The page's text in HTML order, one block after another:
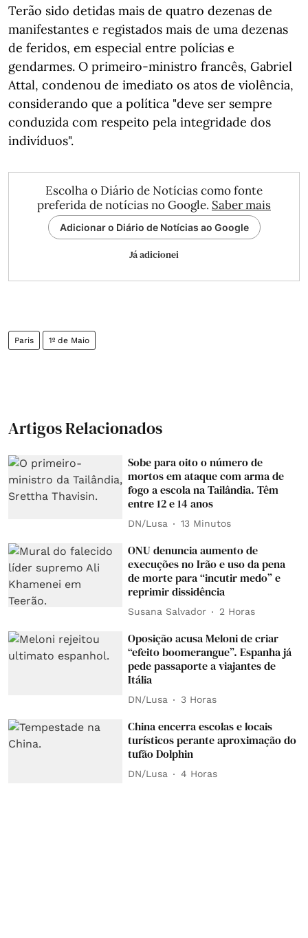
Terão sido detidas mais de quatro dezenas de
manifestantes e registados mais de uma dezenas
de feridos, em especial entre polícias e
gendarmes. O primeiro-ministro francês, Gabriel
Attal, condenou de imediato os atos de violência,
considerando que a política "deve ser sempre
conduzida com respeito pela integridade dos
indivíduos".
Escolha o Diário de Notícias como fonte
preferida de notícias no Google. Saber mais
Adicionar o Diário de Notícias ao Google
Já adicionei
Paris 1º de Maio
Artigos Relacionados
Sobe para oito o número de
mortos em ataque com arma de
fogo a escola na Tailândia. Têm
entre 12 e 14 anos
DN/Lusa 13 Minutos
ONU denuncia aumento de
execuções no Irão e uso da pena
de morte para “incutir medo” e
reprimir dissidência
Susana Salvador 2 Horas
Oposição acusa Meloni de criar
“efeito boomerangue”. Espanha já
pede passaporte a viajantes de
Itália
DN/Lusa 3 Horas
China encerra escolas e locais
turísticos perante aproximação do
tufão Dolphin
DN/Lusa 4 Horas